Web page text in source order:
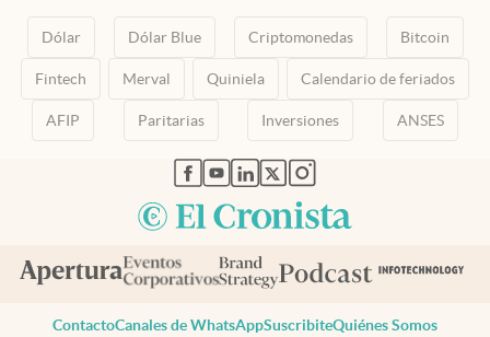
Dólar Dólar Blue Criptomonedas Bitcoin
Fintech Merval Quiniela Calendario de feriados
AFIP Paritarias Inversiones ANSES
abre en nueva pestaña
abre en nueva pestaña
abre en nueva pestaña
abre en nueva pestaña
abre en nueva pestaña
ContactoCanales de WhatsAppSuscribiteQuiénes Somos